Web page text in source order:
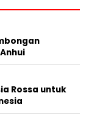
Rossa untuk